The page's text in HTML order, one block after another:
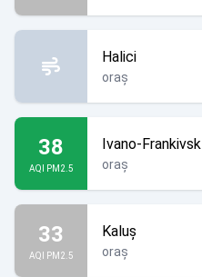
Halici
oraș
38
AQI PM2.5
Ivano-Frankivsk
oraș
33
AQI PM2.5
Kaluș
oraș